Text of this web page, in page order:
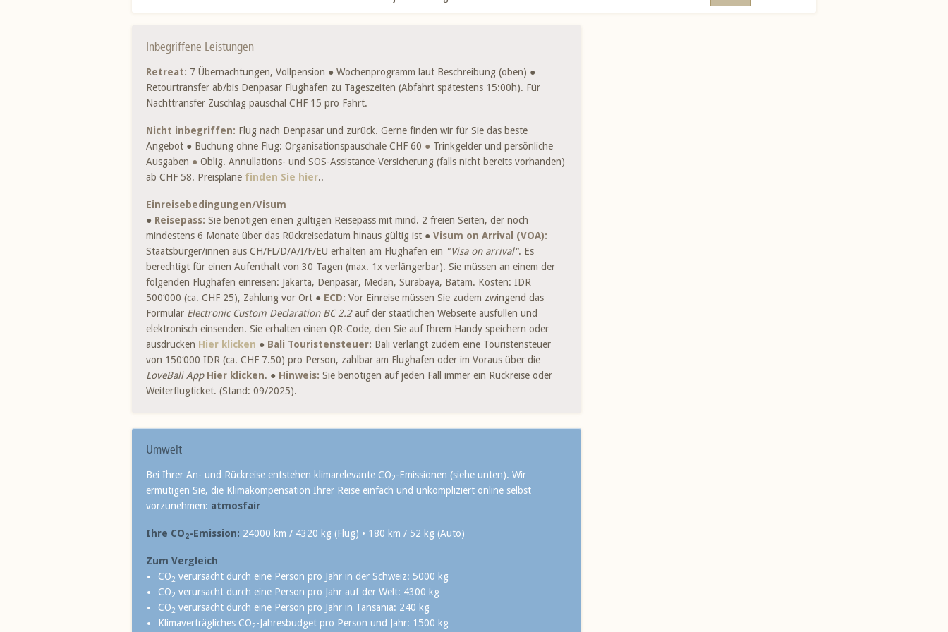
(z.B. Badeferien, Rundreisen, etc.).
Unterrichtssprachen sind Deutsch und Englisch. Die Gruppengrösse liegt zwischen 6 bis 12
Teilnehmenden.
HOTELBESCHREIBUNG, ANREISE, TRANSFER & VISUM
Inbegriffene Leistungen
Retreat: 7 Übernachtungen, Vollpension ● Wochenprogramm laut Beschreibung (oben) ●
Retourtransfer ab/bis Denpasar Flughafen zu Tageszeiten (Abfahrt spätestens 15:00h). Für
Nachttransfer Zuschlag pauschal CHF 15 pro Fahrt.
Nicht inbegriffen: Flug nach Denpasar und zurück. Gerne finden wir für Sie das beste
Angebot ● Buchung ohne Flug: Organisationspauschale CHF 60 ● Trinkgelder und persönliche
Ausgaben ● Oblig. Annullations- und SOS-Assistance-Versicherung (falls nicht bereits vorhanden)
ab CHF 58. Preispläne finden Sie hier..
Einreisebedingungen/Visum
● Reisepass: Sie benötigen einen gültigen Reisepass mit mind. 2 freien Seiten, der noch
mindestens 6 Monate über das Rück­reisedatum hinaus gültig ist ● Visum on Arrival (VOA):
Staatsbürger/innen aus CH/FL/D/A/I/F/EU erhalten am Flughafen ein "Visa on arrival". Es
berechtigt für einen Aufenthalt von 30 Tagen (max. 1x verlängerbar). Sie müssen an einem der
folgenden Flughäfen einreisen: Jakarta, Denpasar, Medan, Surabaya, Batam. Kosten: IDR
500‘000 (ca. CHF 25), Zahlung vor Ort ● ECD: Vor Einreise müssen Sie zudem zwingend das
Formular Electronic Custom Decla­ration BC 2.2auf der staatlichen Webseite ausfüllen und
elektronisch einsenden. Sie erhalten einen QR-Code, den Sie auf Ihrem Handy speichern oder
ausdrucken Hier klicken ● Bali Touristensteuer: Bali verlangt zudem eine Touristensteuer
von 150‘000 IDR (ca. CHF 7.50) pro Person, zahlbar am Flughafen oder im Voraus über die
LoveBali App Hier klicken. ● Hinweis: Sie benötigen auf jeden Fall immer ein Rückreise ­oder
Weiterflugticket. (Stand: 09/2025).
Umwelt
Bei Ihrer An- und Rückreise entstehen klimarelevante CO2-Emissionen (siehe unten). Wir
ermutigen Sie, die Klimakompensation Ihrer Reise einfach und unkompliziert online selbst
vorzunehmen: atmosfair
Ihre CO2-Emission: 24000 km / 4320 kg (Flug) • 180 km / 52 kg (Auto)
Zum Vergleich
CO2 verursacht durch eine Person pro Jahr in der Schweiz: 5000 kg
CO2 verursacht durch eine Person pro Jahr auf der Welt: 4300 kg
CO2 verursacht durch eine Person pro Jahr in Tansania: 240 kg
Klimaverträgliches CO2-Jahresbudget pro Person und Jahr: 1500 kg